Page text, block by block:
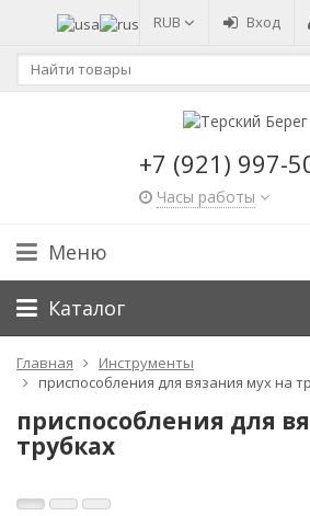
RUB Вход
+7 (921) 997-
Часы работы
Меню
Каталог
Главная
Инструменты
приспособления для вязания мух на
приспособления для
трубках